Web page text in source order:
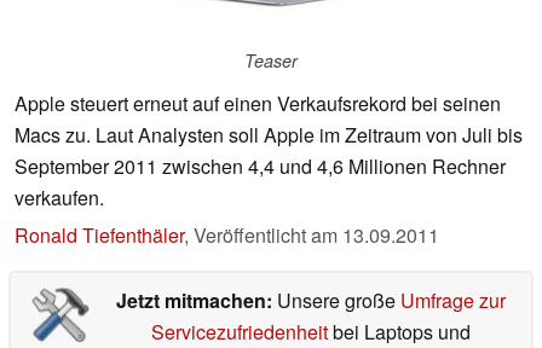
Teaser
Apple steuert erneut auf einen Verkaufsrekord bei seinen
Macs zu. Laut Analysten soll Apple im Zeitraum von Juli bis
September 2011 zwischen 4,4 und 4,6 Millionen Rechner
verkaufen.
Ronald Tiefenthäler, Veröffentlicht am 13.09.2011
Jetzt mitmachen: Unsere große Umfrage zur
Servicezufriedenheitbei Laptops und